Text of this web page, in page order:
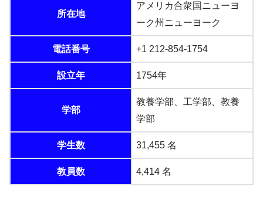
所在地
アメリカ合衆国ニューヨ
ーク州ニューヨーク
電話番号 +1 212-854-1754
設立年 1754年
学部
教養学部、工学部、教養
学部
学生数 31,455 名
教員数 4,414 名